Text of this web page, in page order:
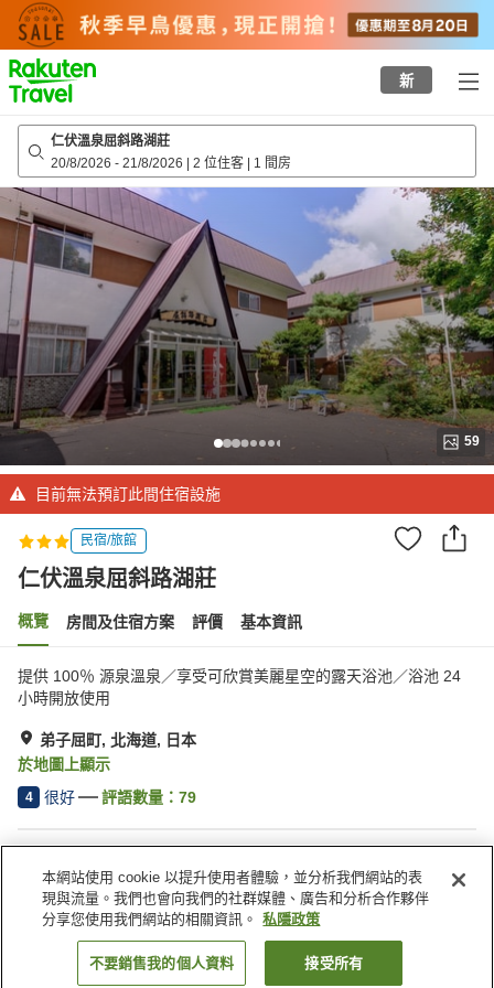
to
top
page
新
仁伏溫泉屈斜路湖莊
20/8/2026 - 21/8/2026 | 2 位住客 | 1 間房
59
目前無法預訂此間住宿設施
民宿/旅館
仁伏溫泉屈斜路湖莊
概覽 房間及住宿方案 評價 基本資訊
提供 100％ 源泉溫泉／享受可欣賞美麗星空的露天浴池／浴池 24
小時開放使用
弟子屈町, 北海道, 日本
於地圖上顯示
4 很好 評語數量： 79
停車場
露天浴池（溫泉）
公共澡堂
公共澡堂（溫泉）
日本 北海道 弟子屈町 仁伏溫泉屈斜路湖莊
找客房
本網站使用 cookie 以提升使用者體驗，並分析我們網站的表
現與流量。我們也會向我們的社群媒體、廣告和分析合作夥伴
分享您使用我們網站的相關資訊。
私隱政策
不要銷售我的個人資料 接受所有